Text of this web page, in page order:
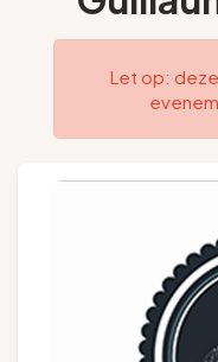
Pays de Liège
Let op: